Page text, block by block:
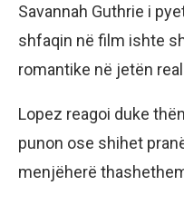
Savannah Guthrie i
shfaqin në film ishte
romantike në jetën
Lopez reagoi duke
punon ose shihet
menjëherë